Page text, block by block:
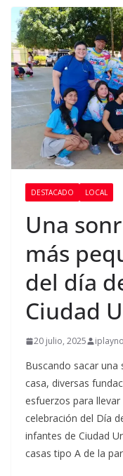
DESTACADO LOCAL
Una
más
del día
Ciudad
20 julio, 2025
Buscando sacar una
casa, diversas
esfuerzos para
celebración del Día
infantes de Ciudad
casas tipo A de la